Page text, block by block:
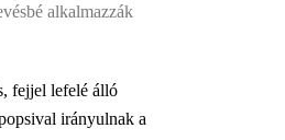
alkalmazzák
fejjel lefelé álló
irányulnak a